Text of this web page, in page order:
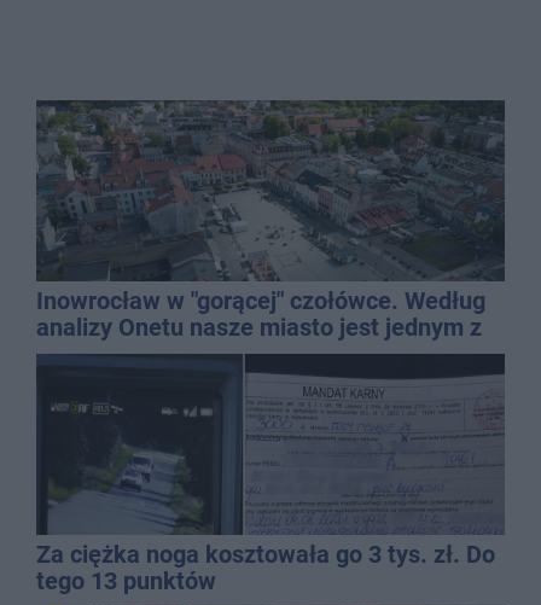
Inowrocław w "gorącej" czołówce. Według
analizy Onetu nasze miasto jest jednym z
najbardziej narażonych na upały
Za ciężka noga kosztowała go 3 tys. zł. Do
tego 13 punktów